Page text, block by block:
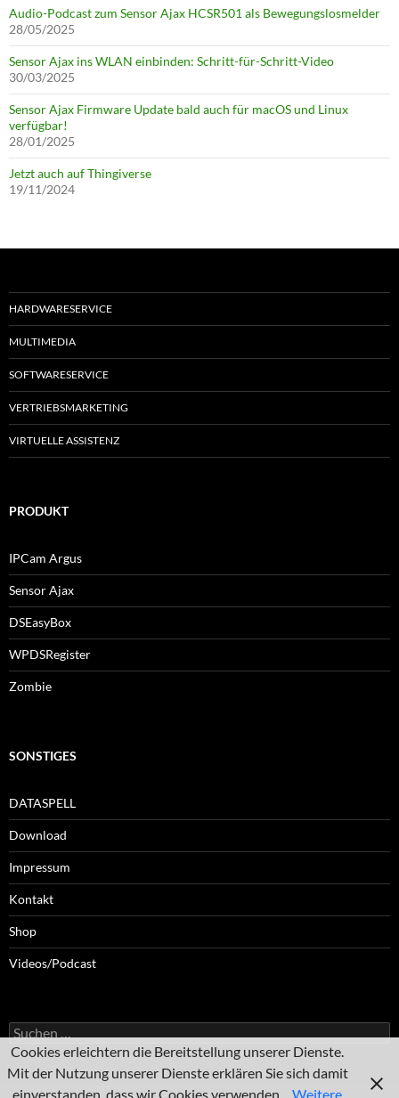
Audio-Podcast zum Sensor Ajax HCSR501 als Bewegungslosmelder
28/05/2025
Sensor Ajax ins WLAN einbinden: Schritt-für-Schritt-Video
30/03/2025
Sensor Ajax Firmware Update bald auch für macOS und Linux
verfügbar!
28/01/2025
Jetzt auch auf Thingiverse
19/11/2024
HARDWARESERVICE
MULTIMEDIA
SOFTWARESERVICE
VERTRIEBSMARKETING
VIRTUELLE ASSISTENZ
PRODUKT
IPCam Argus
Sensor Ajax
DSEasyBox
WPDSRegister
Zombie
SONSTIGES
DATASPELL
Download
Impressum
Kontakt
Shop
Videos/Podcast
Suchen
nach:
Cookies erleichtern die Bereitstellung unserer Dienste.
Mit der Nutzung unserer Dienste erklären Sie sich damit
einverstanden, dass wir Cookies verwenden.
Weitere